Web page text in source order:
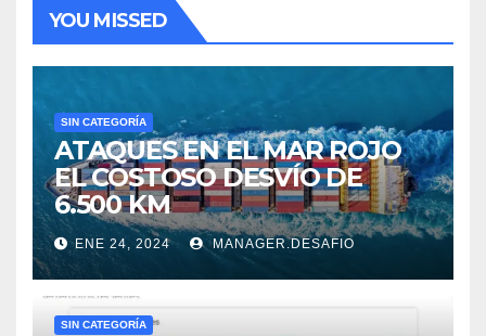
YOU MISSED
SIN CATEGORÍA
ATAQUES EN EL MAR ROJO
EL COSTOSO DESVÍO DE
6.500 KM
ENE 24, 2024 MANAGER.DESAFIO
SIN CATEGORÍA